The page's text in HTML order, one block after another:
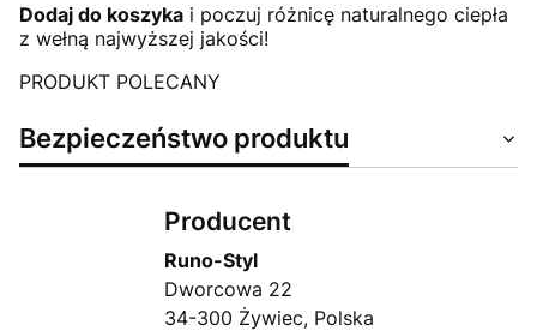
Dodaj do koszyka i poczuj różnicę naturalnego ciepła
z wełną najwyższej jakości!
PRODUKT POLECANY
Bezpieczeństwo produktu
Producent
Runo-Styl
Dworcowa 22
34-300 Żywiec, Polska